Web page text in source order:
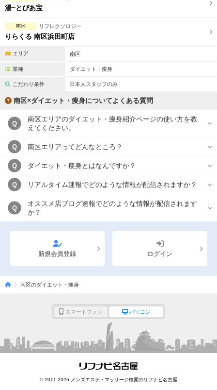
日本人スタッフのみ
スタッフ指名可
駅から徒歩5分以内
こだわり条件を変更
閉じる
湯~とぴあ宝
南区 リフレクソロジー
りらくる 南区浜田町店
エリア 南区
業種 ダイエット・痩身
こだわり条件 日本人スタッフのみ
南区×ダイエット・痩身についてよくある質問
Q
南区エリアのダイエット・痩身紹介ページの使い方を教
えてください。
Q 南区エリアってどんなところ？
Q ダイエット・痩身とはなんですか？
Q リアルタイム速報でどのような情報が配信されますか？
Q
オススメ店ブログ速報でどのような情報が配信されます
か？
新規会員登録 ログイン
南区のダイエット・痩身
スマートフォン パソコン
© 2011-2026 メンズエステ・マッサージ検索のリフナビ名古屋